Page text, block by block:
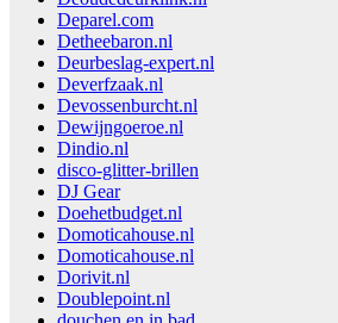
Deparel.com
Detheebaron.nl
Deurbeslag-expert.nl
Deverfzaak.nl
Devossenburcht.nl
Dewijngoeroe.nl
Dindio.nl
disco-glitter-brillen
DJ Gear
Doehetbudget.nl
Domoticahouse.nl
Domoticahouse.nl
Dorivit.nl
Doublepoint.nl